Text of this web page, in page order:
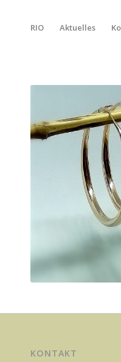
RIO Aktuelles
KONTAKT